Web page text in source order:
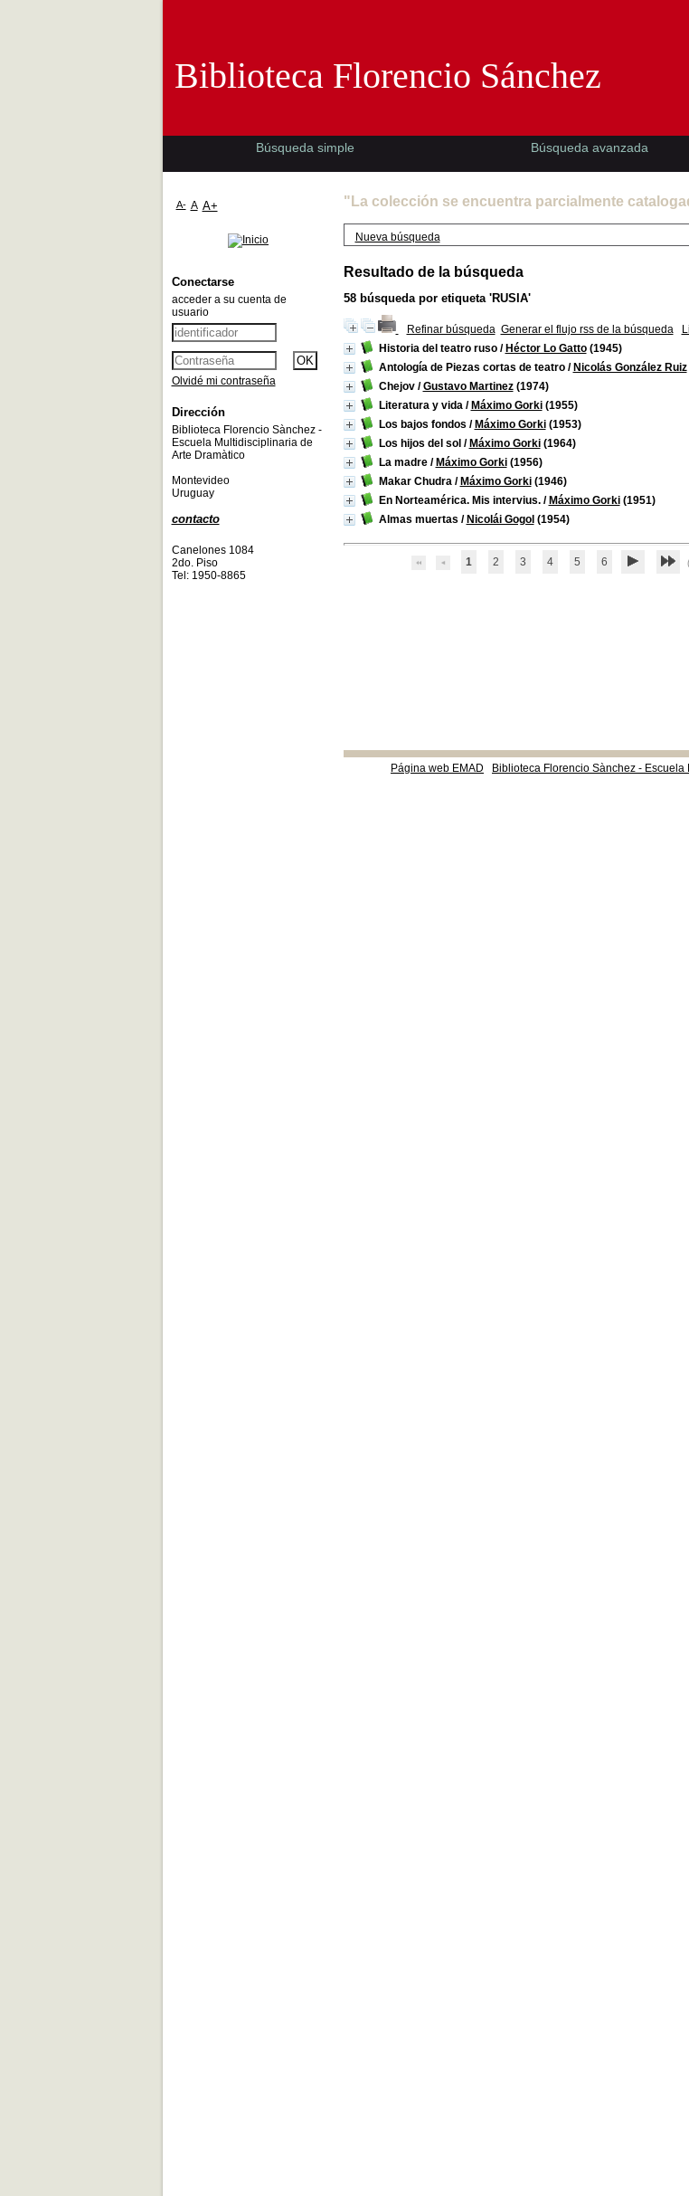
"La colección se encuentra parcialmente
Nueva búsqueda
Resultado de la búsqueda
58búsqueda por etiqueta 'RUSIA'
Refinar búsqueda Generar el flujo rss de la búsqueda
Historia del teatro ruso/ Héctor Lo Gatto(1945)
Antología de Piezas cortas de teatro/ Nicolás González Ruiz
Chejov/Gustavo Martinez(1974)
Literatura y vida/ Máximo Gorki(1955)
Los bajos fondos / Máximo Gorki(1953)
Los hijos del sol / Máximo Gorki(1964)
La madre/ Máximo Gorki(1956)
Makar Chudra/ Máximo Gorki(1946)
En Norteamérica. Mis intervius./ Máximo Gorki(1951)
Almas muertas / Nicolái Gogol (1954)
1 2 3 4 5 6
Página web EMAD Biblioteca Florencio Sànchez -
Biblioteca Florencio Sánchez
Búsqueda simple Búsqueda avanzada
A- A A+
Conectarse
acceder a su cuenta de
usuario
Olvidé mi contraseña
Dirección
Biblioteca Florencio Sànchez -
Escuela Multidisciplinaria de
Arte Dramàtico
Montevideo
Uruguay
contacto
Canelones 1084
2do. Piso
Tel: 1950-8865